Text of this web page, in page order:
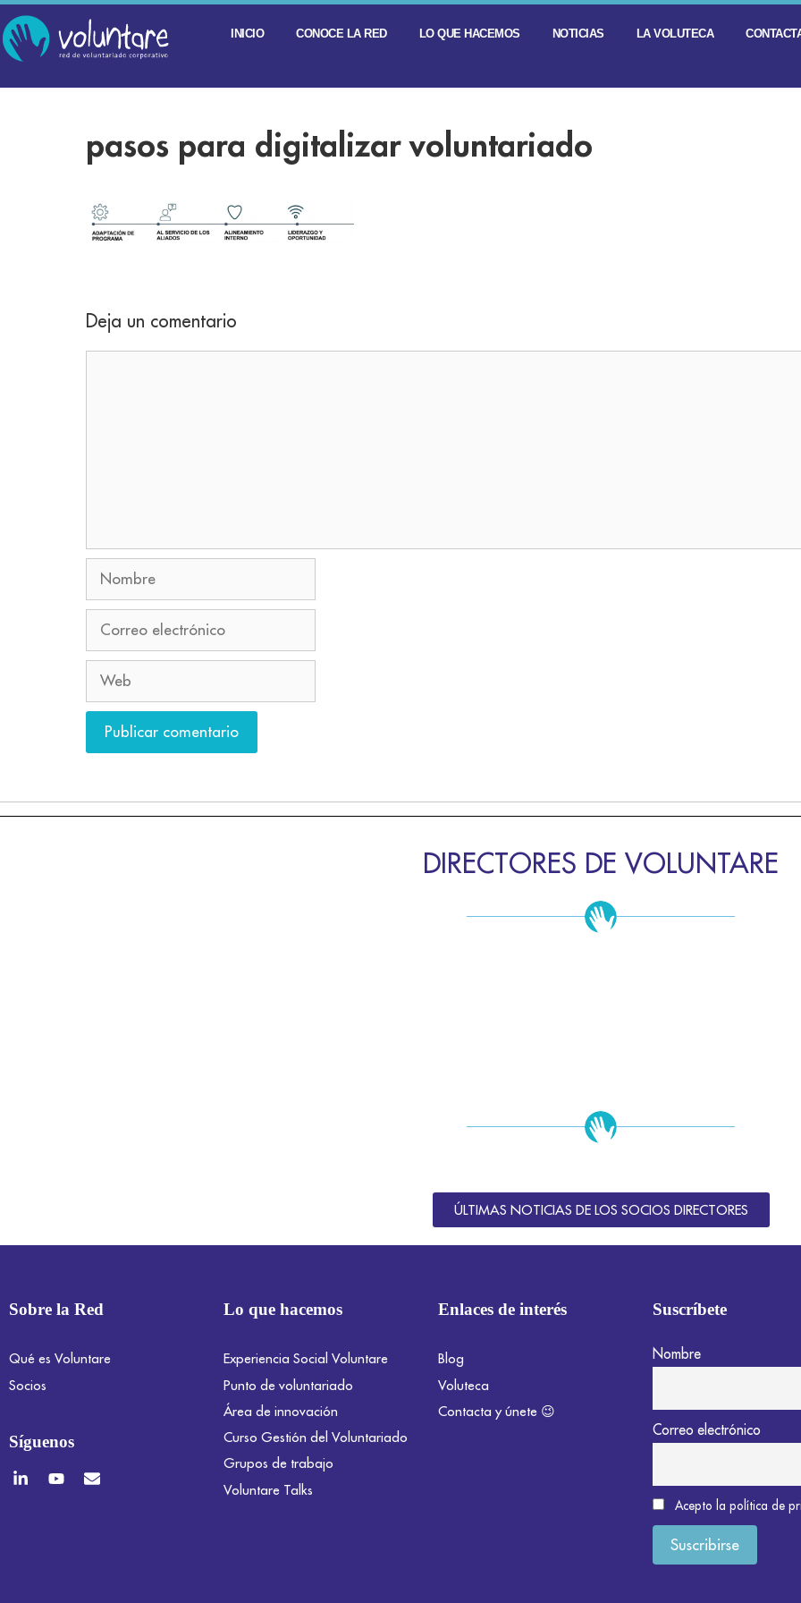
INICIO CONOCE LA RED LO QUE HACEMOS NOTICIAS LA VOLUTECA
pasos para digitalizar voluntariado
Deja un comentario
DIRECTORES DE VOLUNTARE
ÚLTIMAS NOTICIAS DE LOS SOCIOS DIRECTORES
Sobre la Red
Qué es Voluntare
Socios
Síguenos
Lo que hacemos
Experiencia Social Voluntare
Punto de voluntariado
Área de innovación
Curso Gestión del Voluntariado
Grupos de trabajo
Voluntare Talks
Enlaces de interés
Blog
Voluteca
Contacta y únete 😉
Suscríbete
Nombre
Correo electrónico
Acepto la política de